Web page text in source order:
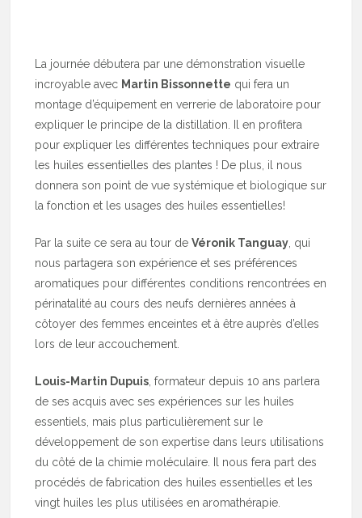
La journée débutera par une démonstration visuelle
incroyable avec Martin Bissonnette qui fera un
montage d’équipement en verrerie de laboratoire pour
expliquer le principe de la distillation. Il en profitera
pour expliquer les différentes techniques pour extraire
les huiles essentielles des plantes ! De plus, il nous
donnera son point de vue systémique et biologique sur
la fonction et les usages des huiles essentielles!
Par la suite ce sera au tour deVéronik Tanguay , qui
nous partagera son expérience et ses préférences
aromatiques pour différentes conditions rencontrées en
périnatalité au cours des neufs dernières années à
côtoyer des femmes enceintes et à être auprès d’elles
lors de leur accouchement.
Louis-Martin Dupuis , formateur depuis 10 ans parlera
de ses acquis avec ses expériences sur les huiles
essentiels, mais plus particulièrement sur le
développement de son expertise dans leurs utilisations
du côté de la chimie moléculaire. Il nous fera part des
procédés de fabrication des huiles essentielles et les
vingt huiles les plus utilisées en aromathérapie.